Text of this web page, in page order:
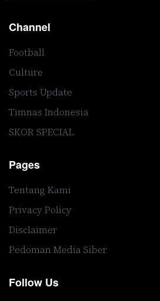
Channel
Football
Culture
Sports Update
Timnas Indonesia
SKOR SPECIAL
Pages
Tentang Kami
Privacy Policy
Disclaimer
Pedoman Media Siber
Follow Us